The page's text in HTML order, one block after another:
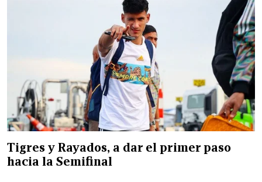
Tigres y Rayados, a dar el primer paso
hacia la Semifinal